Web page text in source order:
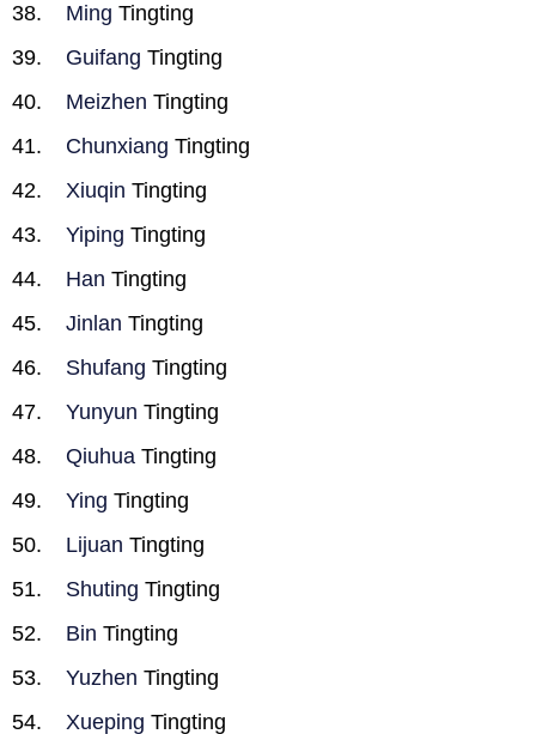
Ming Tingting
Guifang Tingting
Meizhen Tingting
Chunxiang Tingting
Xiuqin Tingting
Yiping Tingting
Han Tingting
Jinlan Tingting
Shufang Tingting
Yunyun Tingting
Qiuhua Tingting
Ying Tingting
Lijuan Tingting
Shuting Tingting
Bin Tingting
Yuzhen Tingting
Xueping Tingting